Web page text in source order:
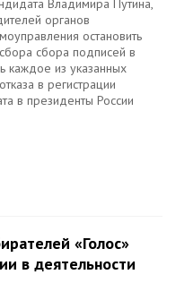
Владимира Путина,
органов
остановить
сбора подписей в
каждое из указанных
в регистрации
в президенты России
«Голос»
в деятельности